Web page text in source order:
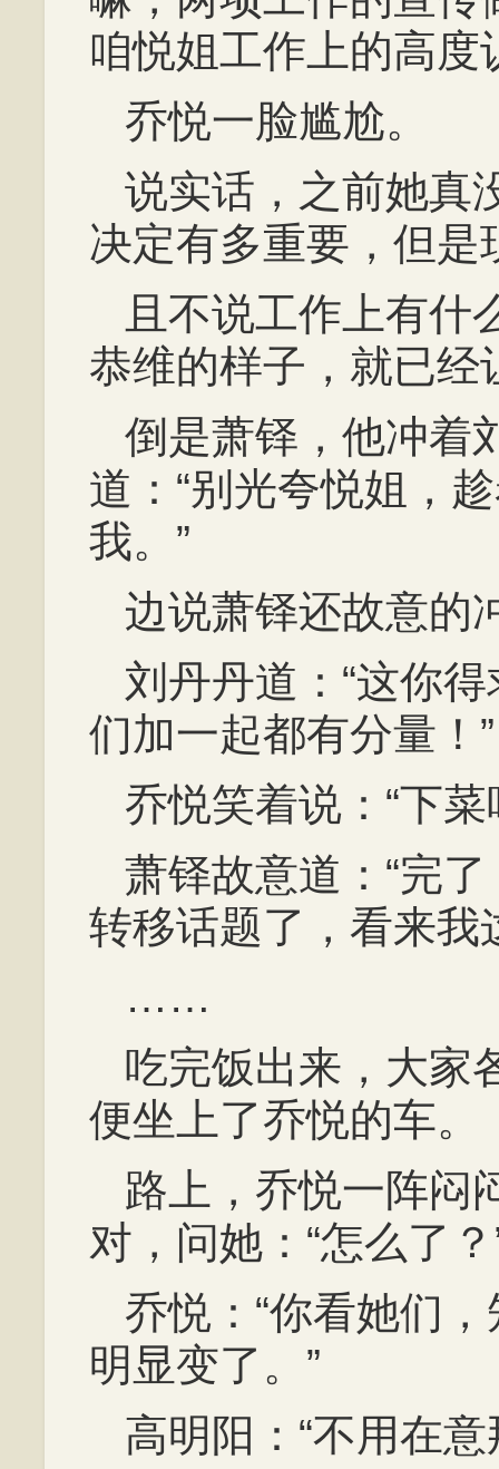
咱悦姐工作上的高度
乔悦一脸尴尬。
说实话，之前她真
决定有多重要，但
且不说工作上有什
恭维的样子，就已经
倒是萧铎，他冲着
道：“别光夸悦姐，
我。”
边说萧铎还故意的
刘丹丹道：“这你
们加一起都有分量！”
乔悦笑着说：“下菜
萧铎故意道：“完
转移话题了，看来我
……
吃完饭出来，大家
便坐上了乔悦的车。
路上，乔悦一阵闷
对，问她：“怎么了？
乔悦：“你看她们
明显变了。”
高明阳：“不用在意